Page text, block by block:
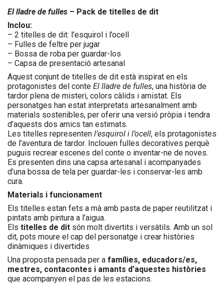
El lladre de fulles – Pack de titelles de dit
Inclou:
– 2 titelles de dit: l’esquirol i l’ocell
– Fulles de feltre per jugar
– Bossa de roba per guardar-los
– Capsa de presentació artesanal
Aquest conjunt de titelles de dit està inspirat en els
protagonistes del conte El lladre de fulles, una història de
tardor plena de misteri, colors càlids i amistat. Els
personatges han estat interpretats artesanalment amb
materials sostenibles, per oferir una versió pròpia i tendra
d’aquests dos amics tan estimats.
Les titelles representen l’esquirol i l’ocell, els protagonistes
de l’aventura de tardor. Inclouen fulles decoratives perquè
puguis recrear escenes del conte o inventar-ne de noves.
Es presenten dins una capsa artesanal i acompanyades
d’una bossa de tela per guardar-les i conservar-les amb
cura.
Materials i funcionament
Els titelles estan fets a mà amb pasta de paper reutilitzat i
pintats amb pintura a l’aigua.
Els titelles de dit són molt divertits i versàtils. Amb un sol
dit, pots moure el cap del personatge i crear històries
dinàmiques i divertides
Una proposta pensada per a famílies, educadors/es,
mestres, contacontes i amants d’aquestes històries
que acompanyen el pas de les estacions.